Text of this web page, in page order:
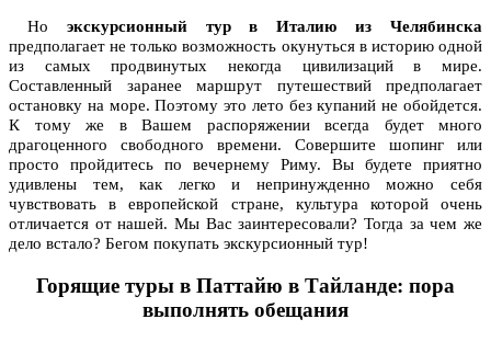
Но экскурсионный тур в Италию из Челябинска
предполагает не только возможность окунуться в историю одной
из самых продвинутых некогда цивилизаций в мире.
Составленный заранее маршрут путешествий предполагает
остановку на море. Поэтому это лето без купаний не обойдется.
К тому же в Вашем распоряжении всегда будет много
драгоценного свободного времени. Совершите шопинг или
просто пройдитесь по вечернему Риму. Вы будете приятно
удивлены тем, как легко и непринужденно можно себя
чувствовать в европейской стране, культура которой очень
отличается от нашей. Мы Вас заинтересовали? Тогда за чем же
дело встало? Бегом покупать экскурсионный тур!
Горящие туры в Паттайю в Тайланде: пора
выполнять обещания